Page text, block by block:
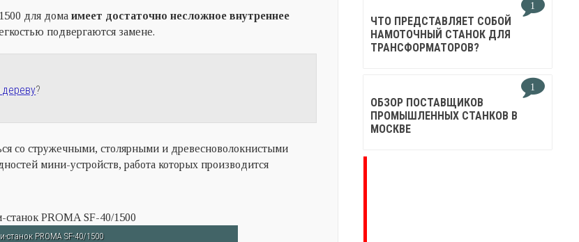
для домаимеет достаточно несложное внутреннее
подвергаются замене.
?
со стружечными, столярными и древесноволокнистыми
мини-устройств, работа которых производится
PROMA SF-40/1500
1
ЧТО ПРЕДСТАВЛЯЕТ СОБОЙ
НАМОТОЧНЫЙ СТАНОК ДЛЯ
ТРАНСФОРМАТОРОВ?
1
ОБЗОР ПОСТАВЩИКОВ
ПРОМЫШЛЕННЫХ СТАНКОВ В
МОСКВЕ